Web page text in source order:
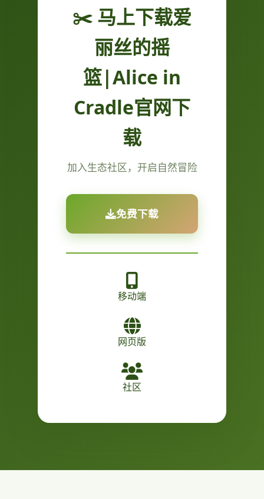
✂️ 马上下载爱
丽丝的摇
篮|Alice in
Cradle官网下
载
加入生态社区，开启自然冒险
免费下载
移动端
网页版
社区